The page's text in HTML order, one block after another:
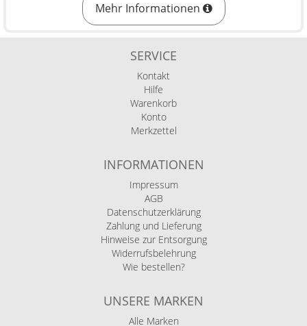
Mehr Informationen
SERVICE
Kontakt
Hilfe
Warenkorb
Konto
Merkzettel
INFORMATIONEN
Impressum
AGB
Datenschutzerklärung
Zahlung und Lieferung
Hinweise zur Entsorgung
Widerrufsbelehrung
Wie bestellen?
UNSERE MARKEN
Alle Marken